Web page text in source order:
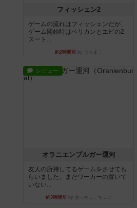
フィッシェン2
ゲームの流れはフィッシェンだが、
ゲーム開始時はペリカンとエビの2
スート...
約2時間前by うらまこ
レビュー
オラニエンブルガー運河
友人の所持してるゲームをさせても
らいました。まだワーカーの置いて
いない...
約3時間前by おっちょこちょい